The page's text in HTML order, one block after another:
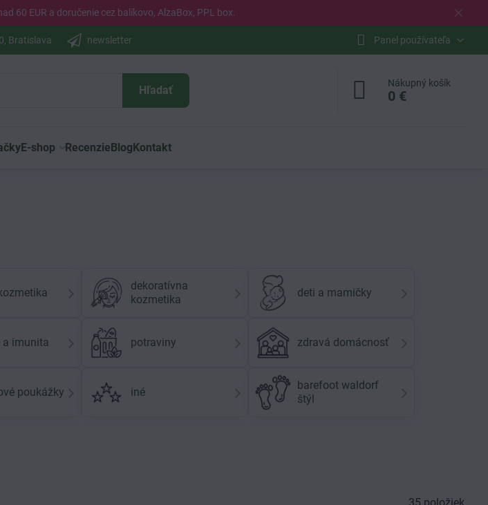
✕
60 EUR a doručenie cez balíkovo, AlzaBox, PPL box.
Bratislava newsletter Panel používateľa
Hľadať
Nákupný košík
0 €
E-shop RecenzieBlogKontakt
dekoratívna
kozmetika
deti a mamičky
a imunita potraviny zdravá domácnosť
poukážky iné
barefoot waldorf
štýl